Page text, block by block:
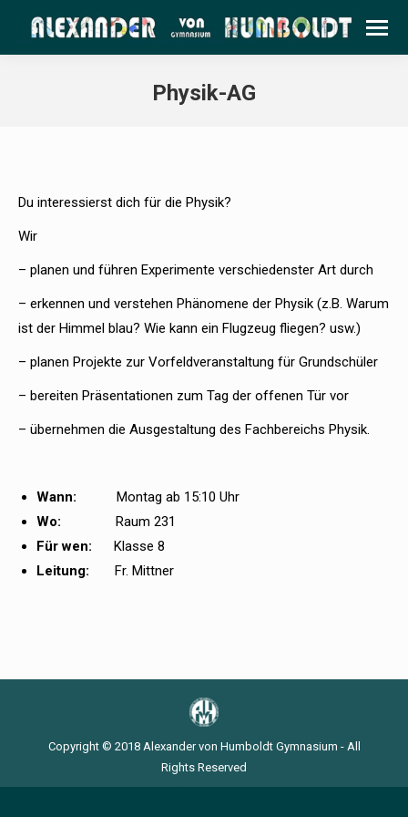
Physik-AG
Du interessierst dich für die Physik?
Wir
– planen und führen Experimente verschiedenster Art durch
– erkennen und verstehen Phänomene der Physik (z.B. Warum
ist der Himmel blau? Wie kann ein Flugzeug fliegen? usw.)
– planen Projekte zur Vorfeldveranstaltung für Grundschüler
– bereiten Präsentationen zum Tag der offenen Tür vor
– übernehmen die Ausgestaltung des Fachbereichs Physik.
Wann: Montag ab 15:10 Uhr
Wo:
Raum 231
Für wen: Klasse 8
Leitung:
Fr. Mittner
Copyright © 2018 Alexander von Humboldt Gymnasium - All
Rights Reserved